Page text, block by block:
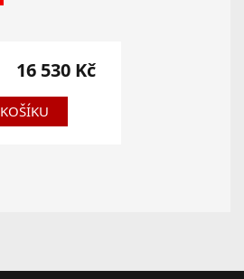
16 530 Kč